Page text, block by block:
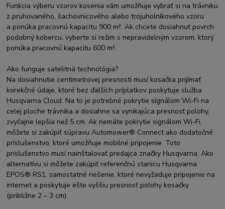
Funkcia výberu vzorov kosenia vám umožňuje vybrať si na trávniku
z pruhovaného, šachovnicového alebo trojuholníkového vzoru
a ponúka pracovnú kapacitu 900 m². Ak chcete dosiahnuť povrch
podobný kobercu, vyberte si režim s nepravidelným vzorom, ktorý
ponúka pracovnú kapacitu 600 m².
Ako funguje satelitná technológia?
Na dosiahnutie centimetrovej presnosti musí kosačka prijímať
korekčné údaje, ktoré bez ďalších príplatkov poskytuje služba
Husqvarna Cloud. Na to je potrebné pokrytie signálom Wi-Fi na
celej ploche trávnika a dosiahne sa vynikajúca presnosť polohy,
zvyčajne lepšia než 5 cm. Ak nemáte pokrytie signálom Wi-Fi,
môžete si zakúpiť súpravu Automower® Connect ako dodatočné
príslušenstvo, ktoré umožňuje mobilné pripojenie. Toto
príslušenstvo musí nainštalovať predajca značky Husqvarna. Ako
alternatívu si môžete zakúpiť referenčnú stanicu Husqvarna
EPOS® RS1, samostatné riešenie, ktoré nevyžaduje pripojenie na
internet a poskytuje ešte vyššiu presnosť polohy kosačky
(približne 2 – 3 cm).